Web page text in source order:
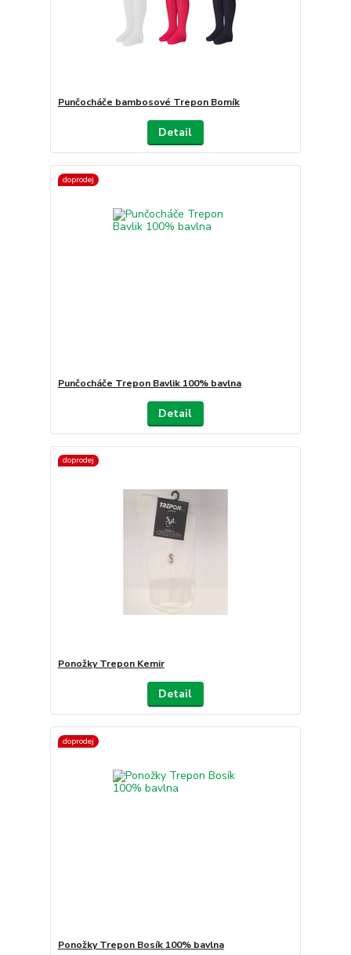
Punčocháče bambosové Trepon Bomík
Detail
doprodej
Punčocháče Trepon Bavlik 100% bavlna
Detail
doprodej
Ponožky Trepon Kemir
Detail
doprodej
Ponožky Trepon Bosík 100% bavlna